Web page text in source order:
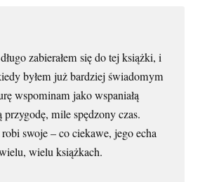
zabierałem się do tej książki, i
byłem już bardziej świadomym
wspominam jako wspaniałą
przygodę, mile spędzony czas.
swoje – co ciekawe, jego echa
wielu książkach.